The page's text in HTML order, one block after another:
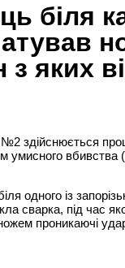
біля
яких
здійснюється
умисного вбивства
одного із
сварка, під час
ножем проникаючі